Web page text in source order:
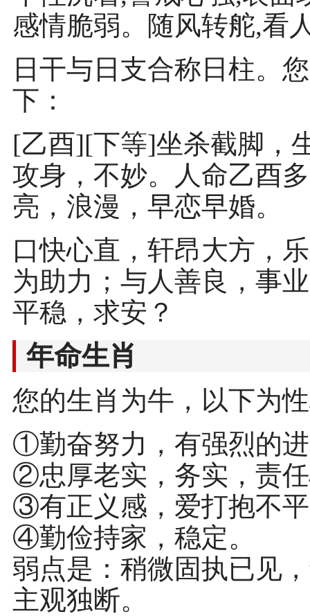
感情脆弱。随风转舵,看
日干与日支合称日柱。
下：
[乙酉][下等]坐杀截脚，
攻身，不妙。人命乙酉
亮，浪漫，早恋早婚。
口快心直，轩昂大方，
为助力；与人善良，事
平稳，求安？
年命生肖
您的生肖为牛，以下为
①勤奋努力，有强烈的
②忠厚老实，务实，责
③有正义感，爱打抱不
④勤俭持家，稳定。
弱点是：稍微固执已见
主观独断。